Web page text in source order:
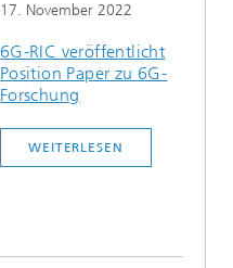
17. November 2022
6G-RIC veröffentlicht
Position Paper zu 6G-
Forschung
WEITERLESEN